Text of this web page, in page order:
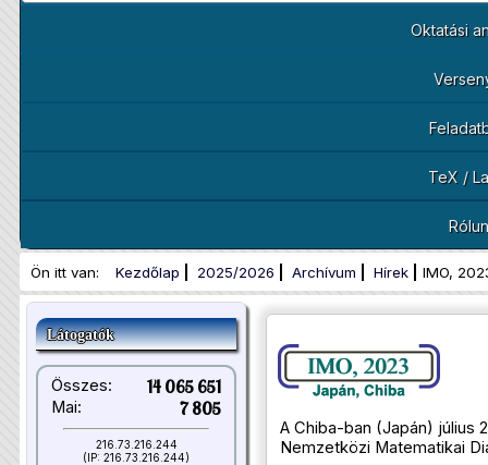
Oktatási
TeX /
Ön itt van: Kezdőlap 2025/2026 Archívum Hírek IMO,
Látogatók
Összes: 14 065 651
Mai: 7 805
216.73.216.244
(IP: 216.73.216.244)
A Chiba-ban (Japán) július
Nemzetközi Matematikai